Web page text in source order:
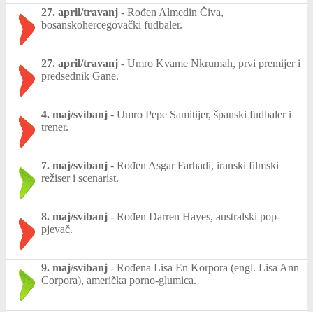
27. april/travanj - Rođen Almedin Čiva,
bosanskohercegovački fudbaler.
27. april/travanj - Umro Kvame Nkrumah, prvi premijer i
predsednik Gane.
4. maj/svibanj - Umro Pepe Samitijer, španski fudbaler i
trener.
7. maj/svibanj - Rođen Asgar Farhadi, iranski filmski
režiser i scenarist.
8. maj/svibanj - Rođen Darren Hayes, australski pop-
pjevač.
9. maj/svibanj - Rođena Lisa En Korpora (engl. Lisa Ann
Corpora), američka porno-glumica.